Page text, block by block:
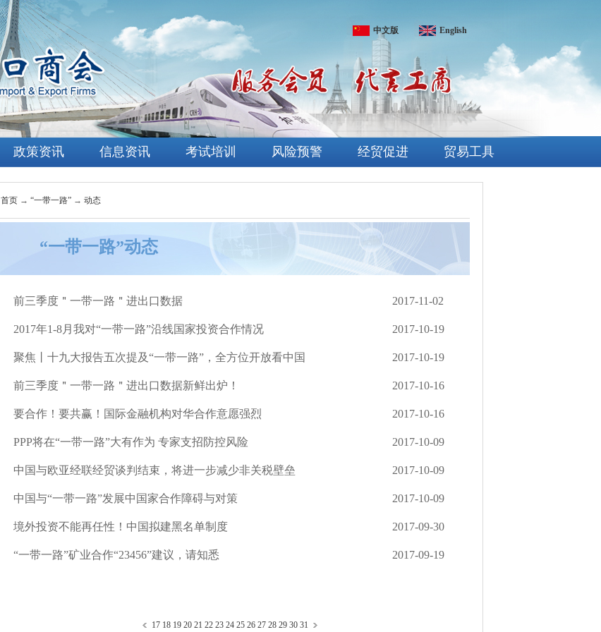
中文版 English
政策资讯 信息资讯 考试培训 风险预警 经贸促进 贸易工具
首页→ “一带一路”→ 动态
“一带一路”动态
前三季度＂一带一路＂进出口数据 2017-11-02
2017年1-8月我对“一带一路”沿线国家投资合作情况 2017-10-19
聚焦丨十九大报告五次提及“一带一路”，全方位开放看中国 2017-10-19
前三季度＂一带一路＂进出口数据新鲜出炉！ 2017-10-16
要合作！要共赢！国际金融机构对华合作意愿强烈 2017-10-16
PPP将在“一带一路”大有作为 专家支招防控风险 2017-10-09
中国与欧亚经联经贸谈判结束，将进一步减少非关税壁垒 2017-10-09
中国与“一带一路”发展中国家合作障碍与对策 2017-10-09
境外投资不能再任性！中国拟建黑名单制度 2017-09-30
“一带一路”矿业合作“23456”建议，请知悉 2017-09-19
17 18 19 20 21 22 23 24 25 26 27 28 29 30 31